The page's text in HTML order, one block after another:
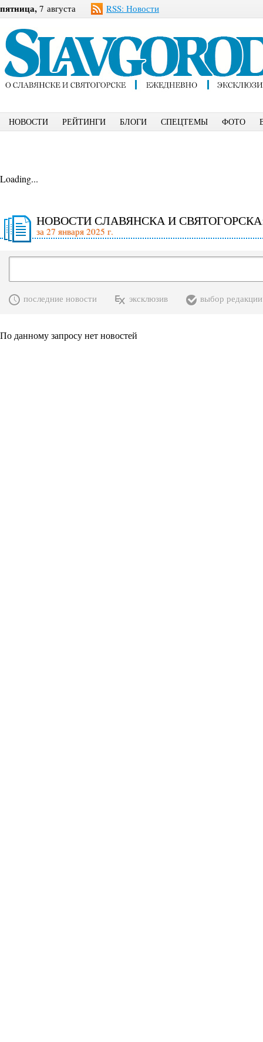
пятница, 7 августа RSS: Новости
НОВОСТИ РЕЙТИНГИ БЛОГИ СПЕЦТЕМЫ ФОТО
Loading...
НОВОСТИ СЛАВЯНСКА И
за 27 января 2025 г.
последние новости эксклюзив выбор редакции
По данному запросу нет новостей